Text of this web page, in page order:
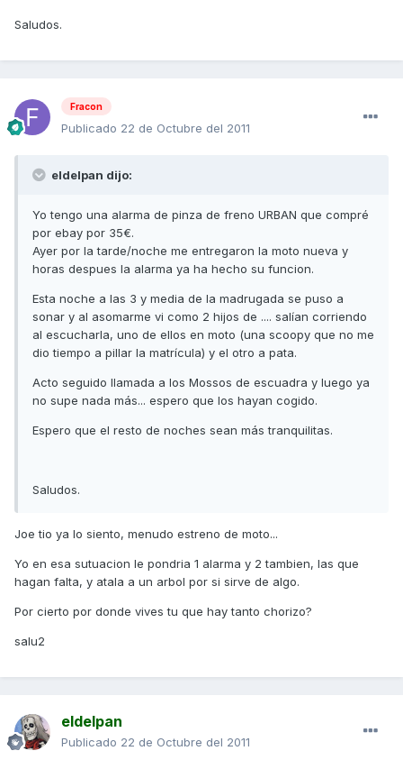
Saludos.
Fracon
Publicado 22 de Octubre del 2011
eldelpan dijo:
Yo tengo una alarma de pinza de freno URBAN que compré
por ebay por 35€.
Ayer por la tarde/noche me entregaron la moto nueva y
horas despues la alarma ya ha hecho su funcion.
Esta noche a las 3 y media de la madrugada se puso a
sonar y al asomarme vi como 2 hijos de .... salían corriendo
al escucharla, uno de ellos en moto (una scoopy que no me
dio tiempo a pillar la matrícula) y el otro a pata.
Acto seguido llamada a los Mossos de escuadra y luego ya
no supe nada más... espero que los hayan cogido.
Espero que el resto de noches sean más tranquilitas.
Saludos.
Joe tio ya lo siento, menudo estreno de moto...
Yo en esa sutuacion le pondria 1 alarma y 2 tambien, las que
hagan falta, y atala a un arbol por si sirve de algo.
Por cierto por donde vives tu que hay tanto chorizo?
salu2
eldelpan
Publicado 22 de Octubre del 2011